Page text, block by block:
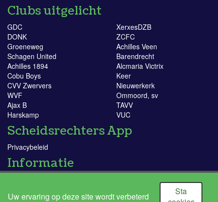
Clubs uitgelicht
GDC
DONK
Groeneweg
Schagen United
Achilles 1894
Cobu Boys
CVV Zwervers
WVF
Ajax B
Harskamp
XerxesDZB
ZCFC
Achilles Veen
Barendrecht
Alcmaria Victrix
Keer
Nieuwerkerk
Ommoord, sv
TAVV
VUC
Scheidsrechters App
Privacybeleid
Informatie
Ik word scheidsrechter
Uw ervaring op deze site wordt verbeterd
Sta